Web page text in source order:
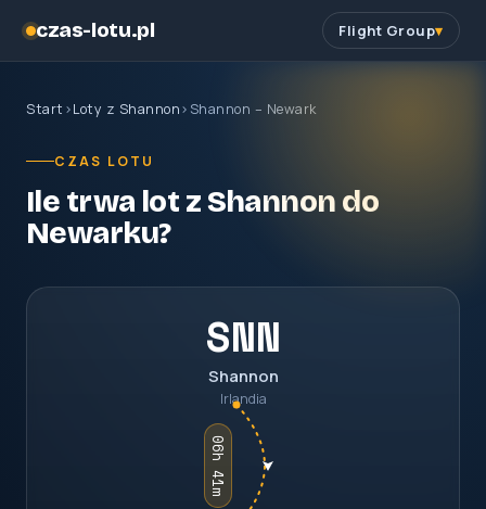
czas-lotu.pl Flight Group
Start ›Loty z Shannon› Shannon – Newark
CZAS LOTU
Ile trwa lot z Shannon do
Newarku?
SNN
Shannon
Irlandia
06h 41m